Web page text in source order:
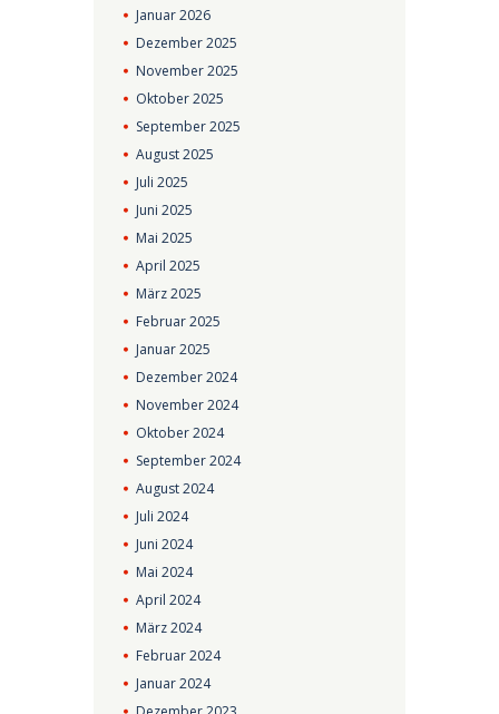
Januar2026
Dezember2025
November2025
Oktober2025
September2025
August2025
Juli2025
Juni2025
Mai2025
April2025
März2025
Februar2025
Januar2025
Dezember2024
November2024
Oktober2024
September2024
August2024
Juli2024
Juni2024
Mai2024
April2024
März2024
Februar2024
Januar2024